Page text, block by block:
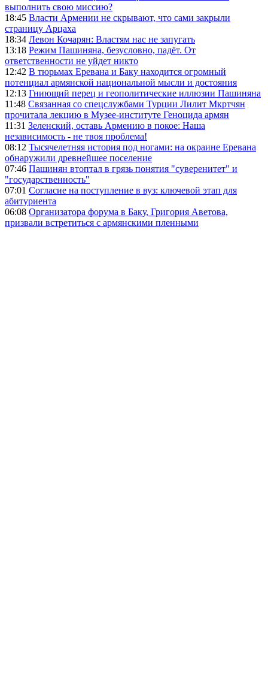
выполнить свою миссию?
18:45 Власти Армении не скрывают, что сами закрыли
страницу Арцаха
18:34 Левон Кочарян: Властям нас не запугать
13:18 Режим Пашиняна, безусловно, падёт. От
ответственности не уйдет никто
12:42 В тюрьмах Еревана и Баку находится огромный
потенциал армянской национальной мысли и достояния
12:13 Гниющий перец и геополитические иллюзии Пашиняна
11:48 Связанная со спецслужбами Турции Лилит Мкртчян
прочитала лекцию в Музее-институте Геноцида армян
11:31 Зеленский, оставь Армению в покое: Наша
независимость - не твоя проблема!
08:12 Тысячелетняя история под ногами: на окраине Еревана
обнаружили древнейшее поселение
07:46 Пашинян втоптал в грязь понятия "суверенитет" и
"государственность"
07:01 Согласие на поступление в вуз: ключевой этап для
абитуриента
06:08 Организатора форума в Баку, Григория Аветова,
призвали встретиться с армянскими пленными